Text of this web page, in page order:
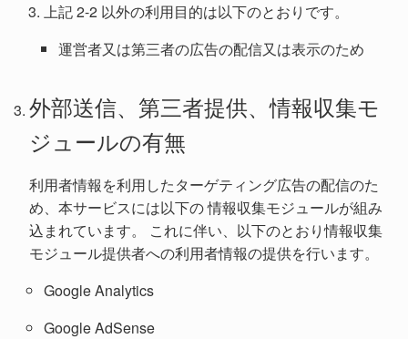
上記 2-2 以外の利用目的は以下のとおりです。
運営者又は第三者の広告の配信又は表示のため
外部送信、第三者提供、情報収集モ
ジュールの有無
利用者情報を利用したターゲティング広告の配信のた
め、本サービスには以下の 情報収集モジュールが組み
込まれています。 これに伴い、以下のとおり情報収集
モジュール提供者への利用者情報の提供を行います。
Google Analytics
Google AdSense